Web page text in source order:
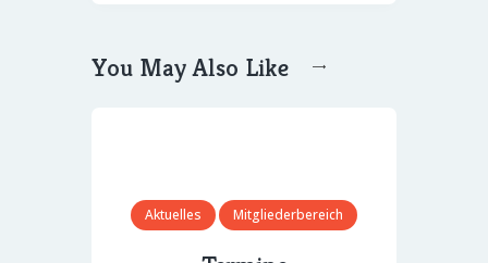
You May Also Like
Aktuelles Mitgliederbereich